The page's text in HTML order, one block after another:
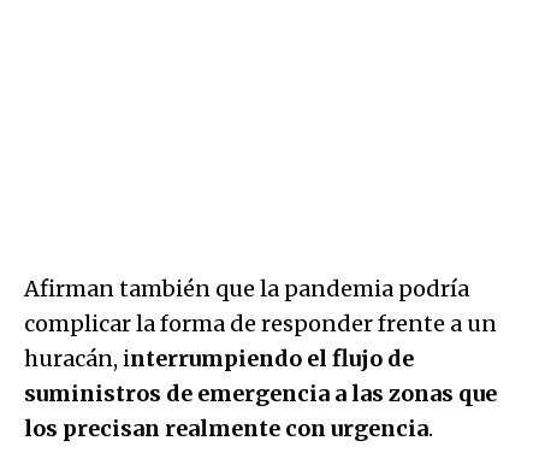
Afirman también que la pandemia podría
complicar la forma de responder frente a un
huracán, interrumpiendo el flujo de
suministros de emergencia a las zonas que
los precisan realmente con urgencia.